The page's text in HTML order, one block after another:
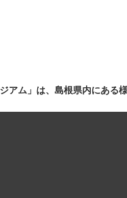
アム」は、島根県内にある